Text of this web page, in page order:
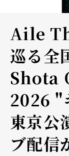
Aile
巡る全
Shota
2026 "
東京公
ブ配信